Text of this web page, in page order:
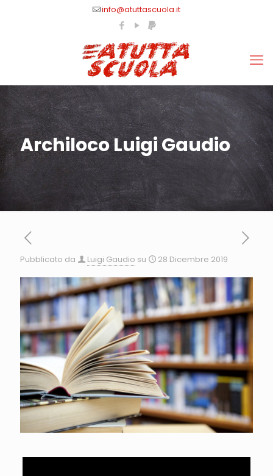
info@atuttascuola.it
Archiloco Luigi Gaudio
Pubblicato da Luigi Gaudio su 28 Dicembre 2019